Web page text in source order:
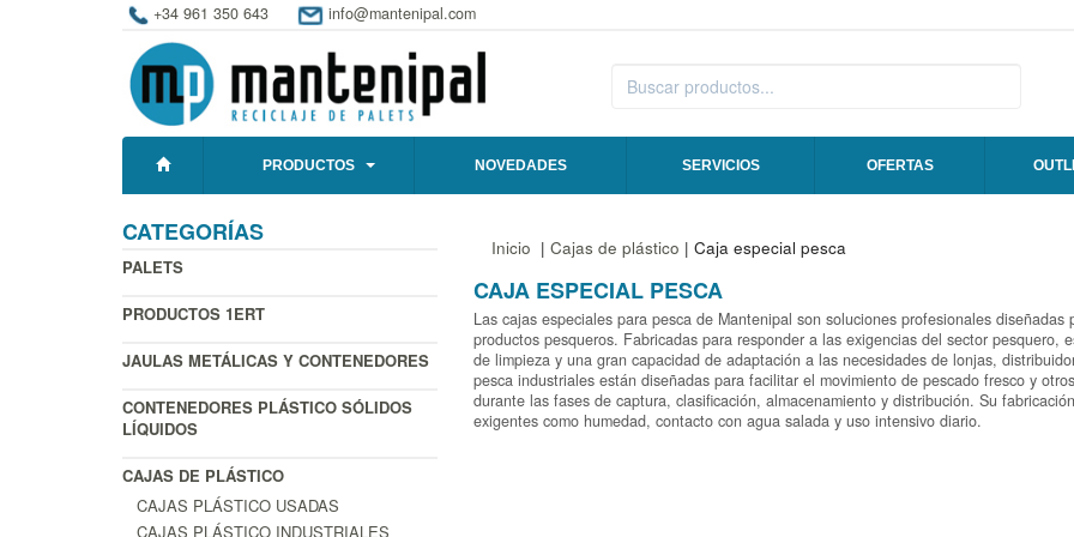
+34 961 350 643 info@mantenipal.com
PRODUCTOS NOVEDADES SERVICIOS OFERTAS
CATEGORÍAS
PALETS
PRODUCTOS 1ERT
JAULAS METÁLICAS Y CONTENEDORES
CONTENEDORES PLÁSTICO SÓLIDOS
LÍQUIDOS
CAJAS DE PLÁSTICO
CAJAS PLÁSTICO USADAS
CAJAS PLÁSTICO INDUSTRIALES
Inicio | Cajas de plástico | Caja especial pesca
CAJA ESPECIAL PESCA
Las cajas especiales para pesca de Mantenipal son soluciones profesionales
productos pesqueros. Fabricadas para responder a las exigencias del sector
de limpieza y una gran capacidad de adaptación a las necesidades de lonjas,
pesca industriales están diseñadas para facilitar el movimiento de pescado fresco y
durante las fases de captura, clasificación, almacenamiento y distribución. Su
exigentes como humedad, contacto con agua salada y uso intensivo diario.